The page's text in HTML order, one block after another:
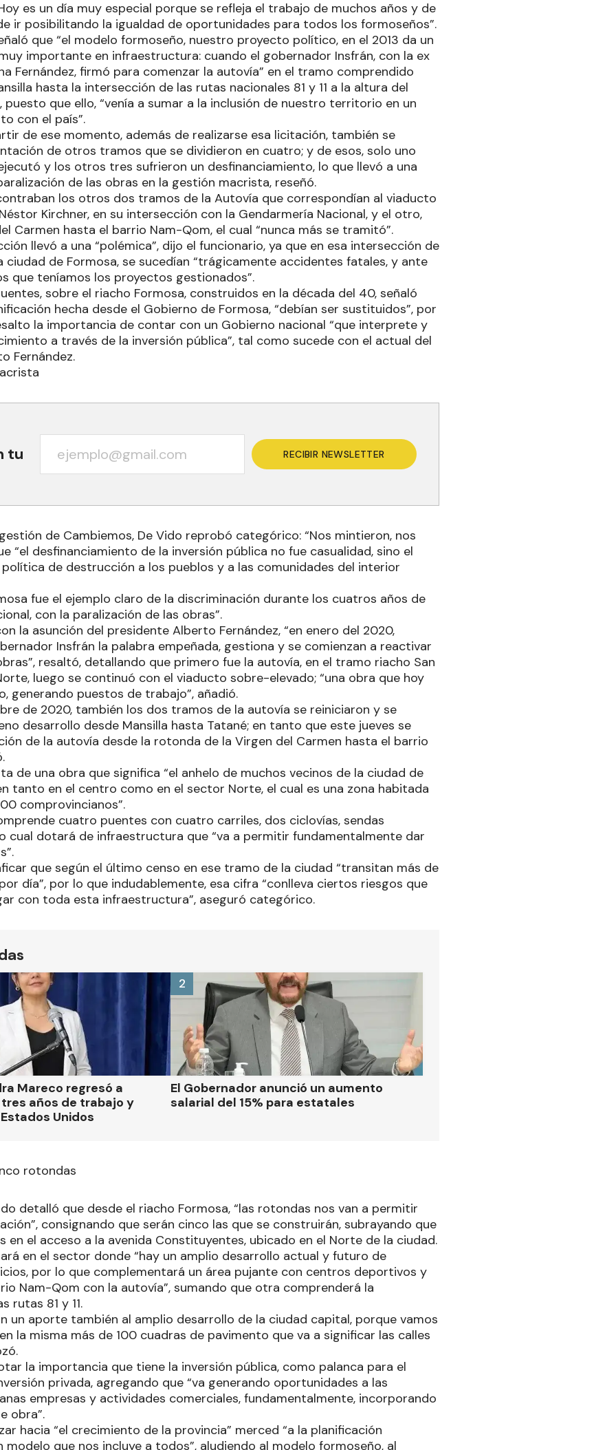
es un día muy especial porque se refleja el trabajo de muchos años y de
ir posibilitando la igualdad de oportunidades para todos los formoseños”.
que “el modelo formoseño, nuestro proyecto político, en el 2013 da un
importante en infraestructura: cuando el gobernador Insfrán, con la ex
Fernández, firmó para comenzar la autovía” en el tramo comprendido
hasta la intersección de las rutas nacionales 81 y 11 a la altura del
que ello, “venía a sumar a la inclusión de nuestro territorio en un
con el país”.
de ese momento, además de realizarse esa licitación, también se
de otros tramos que se dividieron en cuatro; y de esos, solo uno
y los otros tres sufrieron un desfinanciamiento, lo que llevó a una
de las obras en la gestión macrista, reseñó.
los otros dos tramos de la Autovía que correspondían al viaducto
Kirchner, en su intersección con la Gendarmería Nacional, y el otro,
Carmen hasta el barrio Nam-Qom, el cual “nunca más se tramitó”.
llevó a una “polémica”, dijo el funcionario, ya que en esa intersección de
ciudad de Formosa, se sucedían “trágicamente accidentes fatales, y ante
que teníamos los proyectos gestionados”.
sobre el riacho Formosa, construidos en la década del 40, señaló
hecha desde el Gobierno de Formosa, “debían ser sustituidos”, por
la importancia de contar con un Gobierno nacional “que interprete y
a través de la inversión pública”, tal como sucede con el actual del
Fernández.
tu RECIBIR NEWSLETTER
de Cambiemos, De Vido reprobó categórico: “Nos mintieron, nos
“el desfinanciamiento de la inversión pública no fue casualidad, sino el
de destrucción a los pueblos y a las comunidades del interior
fue el ejemplo claro de la discriminación durante los cuatros años de
con la paralización de las obras”.
la asunción del presidente Alberto Fernández, “en enero del 2020,
Insfrán la palabra empeñada, gestiona y se comienzan a reactivar
resaltó, detallando que primero fue la autovía, en el tramo riacho San
luego se continuó con el viaducto sobre-elevado; “una obra que hoy
generando puestos de trabajo”, añadió.
de 2020, también los dos tramos de la autovía se reiniciaron y se
desarrollo desde Mansilla hasta Tatané; en tanto que este jueves se
de la autovía desde la rotonda de la Virgen del Carmen hasta el barrio
de una obra que significa “el anhelo de muchos vecinos de la ciudad de
tanto en el centro como en el sector Norte, el cual es una zona habitada
comprovincianos”.
cuatro puentes con cuatro carriles, dos ciclovías, sendas
cual dotará de infraestructura que “va a permitir fundamentalmente dar
que según el último censo en ese tramo de la ciudad “transitan más de
día”, por lo que indudablemente, esa cifra “conlleva ciertos riesgos que
con toda esta infraestructura”, aseguró categórico.
Mareco regresó a
años de trabajo y
Unidos
El Gobernador anunció un aumento
salarial del 15% para estatales
2
rotondas
detalló que desde el riacho Formosa, “las rotondas nos van a permitir
consignando que serán cinco las que se construirán, subrayando que
en el acceso a la avenida Constituyentes, ubicado en el Norte de la ciudad.
en el sector donde “hay un amplio desarrollo actual y futuro de
por lo que complementará un área pujante con centros deportivos y
Nam-Qom con la autovía”, sumando que otra comprenderá la
rutas 81 y 11.
un aporte también al amplio desarrollo de la ciudad capital, porque vamos
la misma más de 100 cuadras de pavimento que va a significar las calles
la importancia que tiene la inversión pública, como palanca para el
privada, agregando que “va generando oportunidades a las
empresas y actividades comerciales, fundamentalmente, incorporando
obra”.
hacia “el crecimiento de la provincia” merced “a la planificación
que nos incluye a todos”, aludiendo al modelo formoseño, al